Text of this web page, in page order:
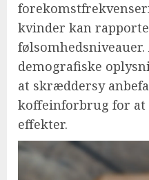
kvinder kan
demografiske
at skræddersy
koffeinforbrug for
effekter.